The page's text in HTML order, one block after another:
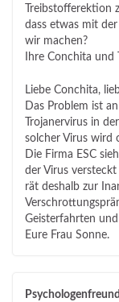
Treibstofferektion
dass etwas mit
wir machen?
Ihre Conchita und
Liebe Conchita,
Das Problem ist
Trojanervirus in
solcher Virus wird
Die Firma ESC
der Virus
rät deshalb zur
Geisterfahrten
Eure Frau Sonne.
Psychologenfreund